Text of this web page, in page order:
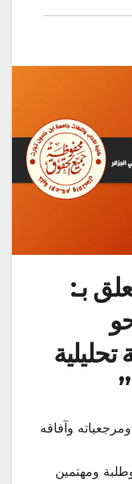
بـ:
وآفاقه
ومهتمين